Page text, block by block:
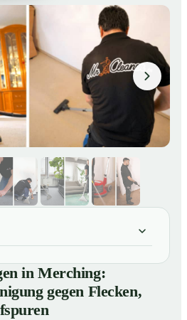
in Merching: Professionelle
Gerüche und Laufspuren
in Merching professionell gereinigt
in Merching:
gegen Flecken,